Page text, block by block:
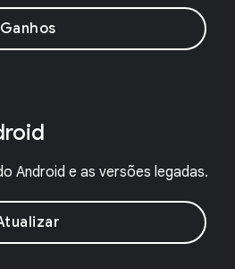
Ganhos
Android e as versões legadas.